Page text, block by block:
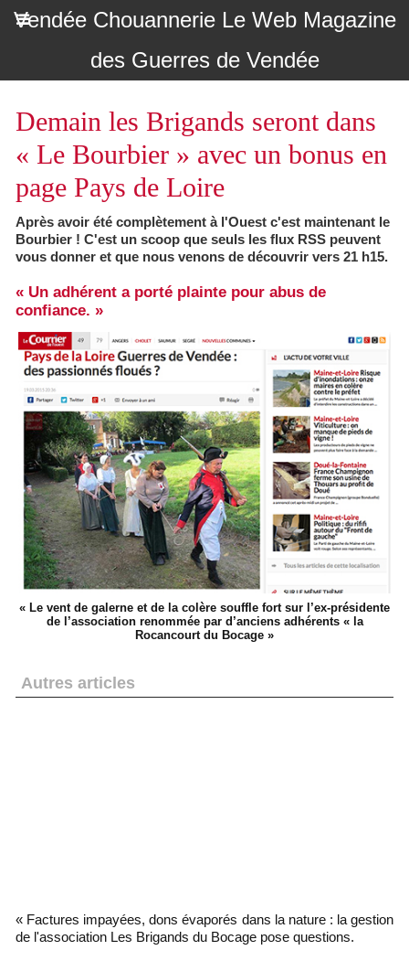
Vendée Chouannerie Le Web Magazine
des Guerres de Vendée
Demain les Brigands seront dans
« Le Bourbier » avec un bonus en
page Pays de Loire
Après avoir été complètement à l'Ouest c'est maintenant le
Bourbier ! C'est un scoop que seuls les flux RSS peuvent
vous donner et que nous venons de découvrir vers 21 h15.
« Un adhérent a porté plainte pour abus de
confiance. »
« Le vent de galerne et de la colère souffle fort sur l’ex-présidente
de l’association renommée par d’anciens adhérents « la
Rocancourt du Bocage »
Autres articles
« Factures impayées, dons évaporés dans la nature : la gestion
de l'association Les Brigands du Bocage pose questions.